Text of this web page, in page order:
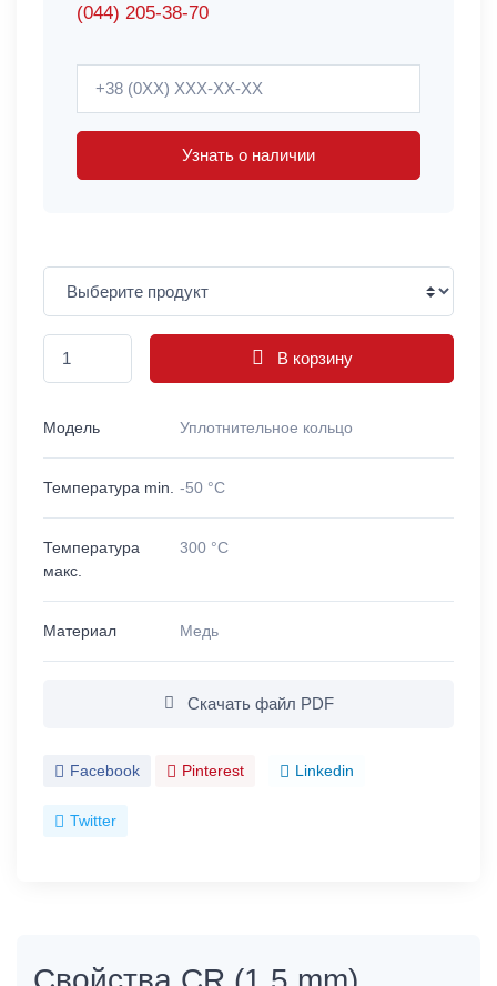
(044) 205-38-70
Узнать о наличии
В корзину
Модель Уплотнительное кольцо
Температура min. -50 °C
Температура
макс.
300 °C
Материал Медь
Скачать файл PDF
Facebook Pinterest Linkedin
Twitter